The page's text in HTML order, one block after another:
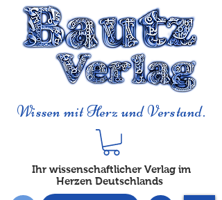
Wissen mit Herz und Verstand.
Ihr wissenschaftlicher Verlag im
Herzen Deutschlands